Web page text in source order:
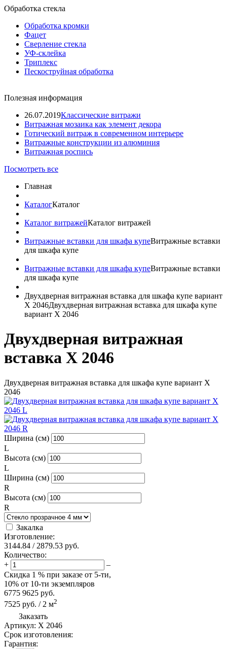
Обработка стекла
Обработка кромки
Фацет
Сверление стекла
УФ-склейка
Триплекс
Пескоструйная обработка
Полезная информация
26.07.2019Классические витражи
Витражная мозаика как элемент декора
Готический витраж в современном интерьере
Витражные конструкции из алюминия
Витражная роспись
Посмотреть все
Главная
КаталогКаталог
Каталог витражейКаталог витражей
Витражные вставки для шкафа купеВитражные вставки
для шкафа купе
Витражные вставки для шкафа купеВитражные вставки
для шкафа купе
Двухдверная витражная вставка для шкафа купе вариант
X 2046Двухдверная витражная вставка для шкафа купе
вариант X 2046
Двухдверная витражная
вставка X 2046
Двухдверная витражная вставка для шкафа купе вариант X
2046
Ширина (см)
L
Высота (см)
L
Ширина (см)
R
Высота (см)
R
Закалка
Изготовление:
3144.84 / 2879.53 руб.
Количество:
+
–
Скидка 1 % при заказе от 5-ти,
10% от 10-ти экземпляров
6775 9625 руб.
7525 руб. / 2 м2
Заказать
Артикул: X 2046
Срок изготовления:
Гарантия: